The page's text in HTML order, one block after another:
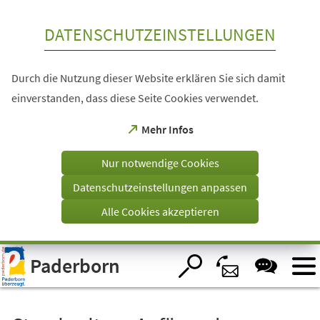
Visuelle
Assistenzsoftware
öffnen.
DATENSCHUTZEINSTELLUNGEN
Durch die Nutzung dieser Website erklären Sie sich damit
einverstanden, dass diese Seite Cookies verwendet.
Mehr Infos
(Öffnet
einem
Tab)
Nur notwendige Cookies
Datenschutzeinstellungen anpassen
Alle Cookies akzeptieren
Paderborn